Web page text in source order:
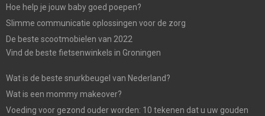
Hoe help je jouw baby goed poepen?
Slimme communicatie oplossingen voor de zorg
De beste scootmobielen van 2022
Vind de beste fietsenwinkels in Groningen
Wat is de beste snurkbeugel van Nederland?
Wat is een mommy makeover?
Voeding voor gezond ouder worden: 10 tekenen dat u uw gouden